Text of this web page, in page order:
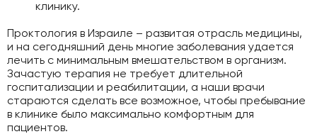
клинику.
Проктология в Израиле – развитая отрасль медицины,
и на сегодняшний день многие заболевания удается
лечить с минимальным вмешательством в организм.
Зачастую терапия не требует длительной
госпитализации и реабилитации, а наши врачи
стараются сделать все возможное, чтобы пребывание
в клинике было максимально комфортным для
пациентов.